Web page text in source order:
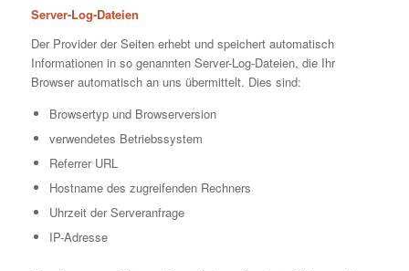
Server-Log-Dateien
Der Provider der Seiten erhebt und speichert automatisch
Informationen in so genannten Server-Log-Dateien, die Ihr
Browser automatisch an uns übermittelt. Dies sind:
Browsertyp und Browserversion
verwendetes Betriebssystem
Referrer URL
Hostname des zugreifenden Rechners
Uhrzeit der Serveranfrage
IP-Adresse